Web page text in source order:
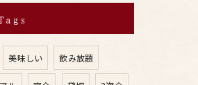
美味しい 飲み放題